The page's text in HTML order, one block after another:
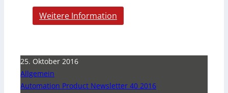
Weitere Information
25. Oktober 2016
Allgemein
Automation Product Newsletter 40 2016